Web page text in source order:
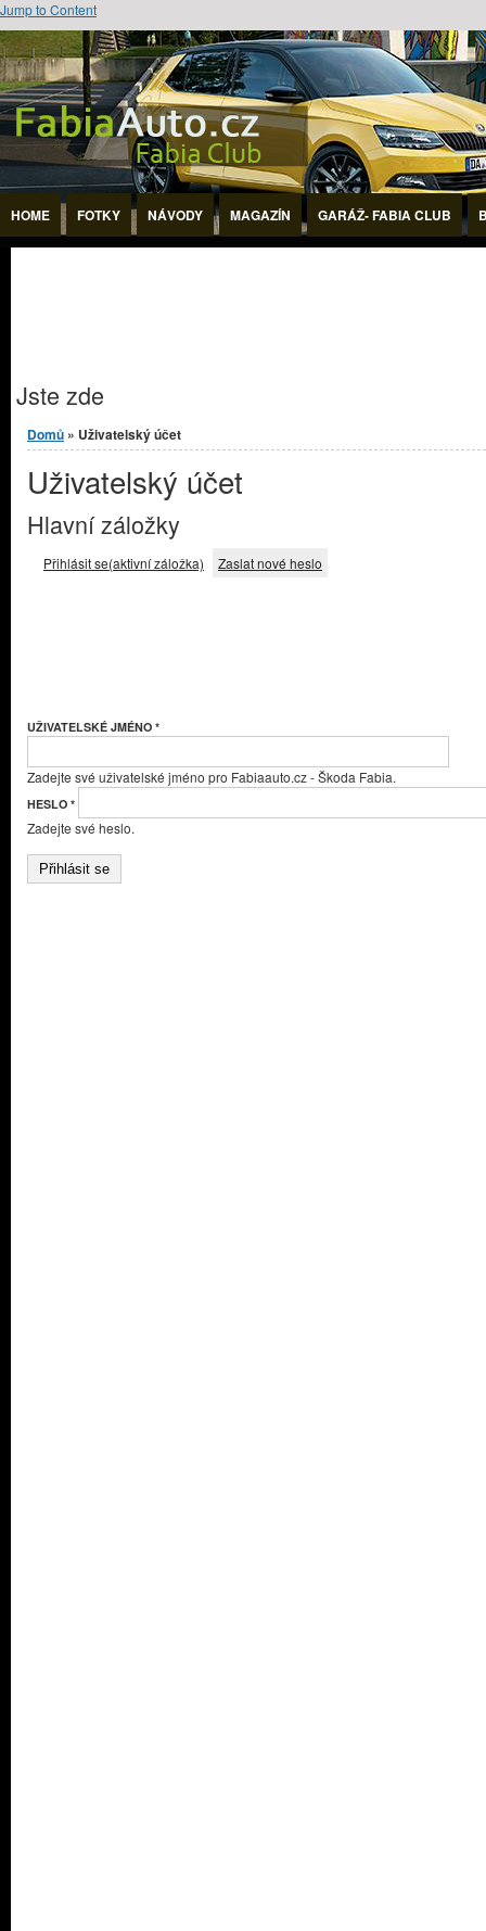
Jump to Content
HOME FOTKY NÁVODY MAGAZÍN GARÁŽ- FABIA CLUB
Jste zde
Domů » Uživatelský účet
Uživatelský účet
Hlavní záložky
Přihlásit se(aktivní záložka) Zaslat nové heslo
UŽIVATELSKÉ JMÉNO *
Zadejte své uživatelské jméno pro Fabiaauto.cz - Škoda Fabia.
HESLO *
Zadejte své heslo.